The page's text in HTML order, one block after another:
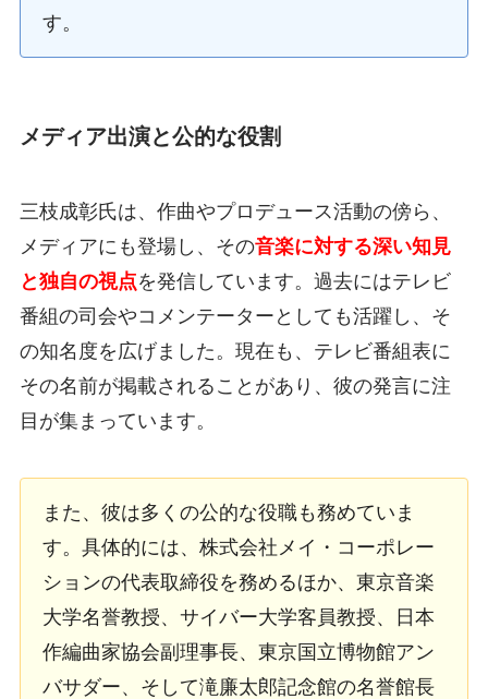
す。
メディア出演と公的な役割
三枝成彰氏は、作曲やプロデュース活動の傍ら、
メディアにも登場し、その音楽に対する深い知見
と独自の視点を発信しています。過去にはテレビ
番組の司会やコメンテーターとしても活躍し、そ
の知名度を広げました。現在も、テレビ番組表に
その名前が掲載されることがあり、彼の発言に注
目が集まっています。
また、彼は多くの公的な役職も務めていま
す。具体的には、株式会社メイ・コーポレー
ションの代表取締役を務めるほか、東京音楽
大学名誉教授、サイバー大学客員教授、日本
作編曲家協会副理事長、東京国立博物館アン
バサダー、そして滝廉太郎記念館の名誉館長